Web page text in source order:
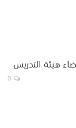
هيئة التدريس